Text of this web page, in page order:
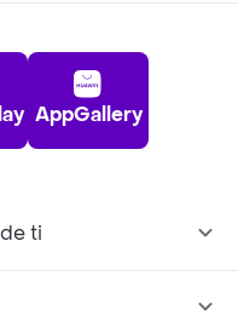
AppGallery
ti